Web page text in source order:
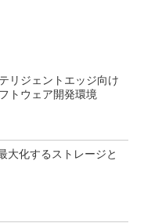
リジェントエッジ向け
トウェア開発環境
大化するストレージと